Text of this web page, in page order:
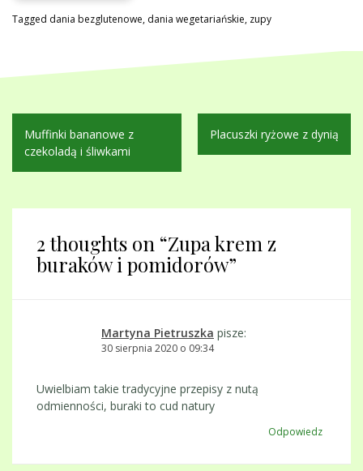
Tagged dania bezglutenowe, dania wegetariańskie, zupy
Nawigacja
wpisu
Muffinki bananowe z
czekoladą i śliwkami
Placuszki ryżowe z dynią
2 thoughts on “Zupa krem z
buraków i pomidorów”
Martyna Pietruszka pisze:
30 sierpnia 2020 o 09:34
Uwielbiam takie tradycyjne przepisy z nutą
odmienności, buraki to cud natury
Odpowiedz